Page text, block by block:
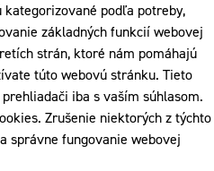
podľa potreby,
základných funkcií webovej
strán, ktoré nám pomáhajú
túto webovú stránku. Tieto
iba s vaším súhlasom.
Zrušenie niektorých z týchto
správne fungovanie webovej